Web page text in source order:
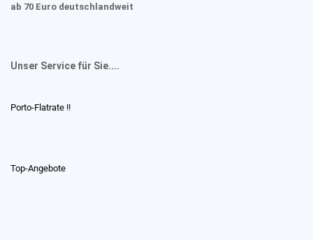
ab 70 Euro deutschlandweit
Unser Service für Sie....
Porto-Flatrate !!
Top-Angebote